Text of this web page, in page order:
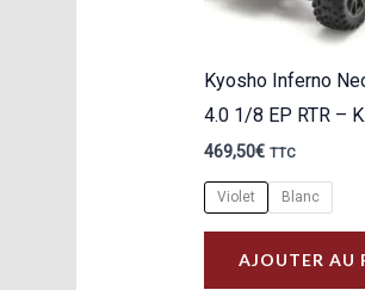
Kyosho Inferno
4.0 1/8 EP RTR –
469,50€ TTC
Violet Blanc
AJOUTER AU